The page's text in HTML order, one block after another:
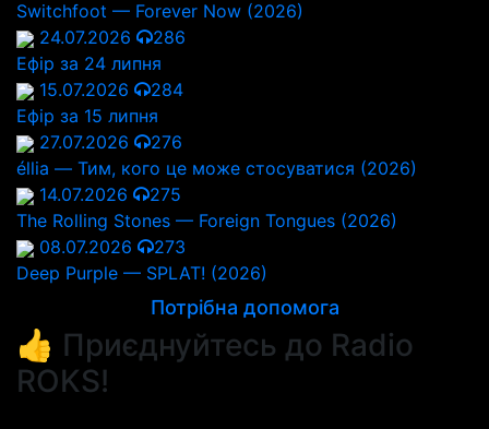
Switchfoot — Forever Now (2026)
24.07.2026
286
Ефір за 24 липня
15.07.2026
284
Ефір за 15 липня
27.07.2026
276
éllia — Тим, кого це може стосуватися (2026)
14.07.2026
275
The Rolling Stones — Foreign Tongues (2026)
08.07.2026
273
Deep Purple — SPLAT! (2026)
Потрібна допомога
👍 Приєднуйтесь до Radio
ROKS!